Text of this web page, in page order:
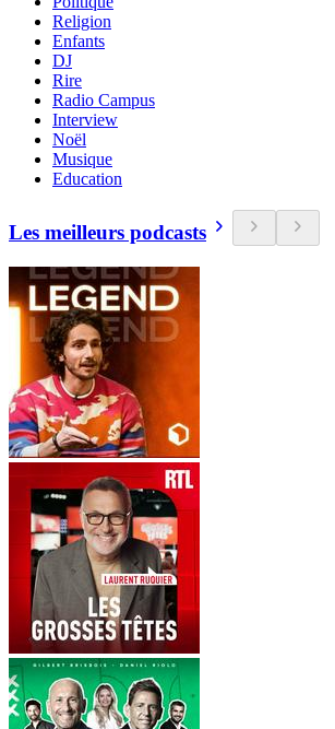
Religion
Enfants
DJ
Rire
Radio Campus
Interview
Noël
Musique
Education
Les meilleurs podcasts